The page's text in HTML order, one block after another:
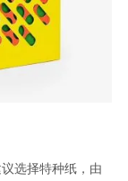
选择特种纸，由